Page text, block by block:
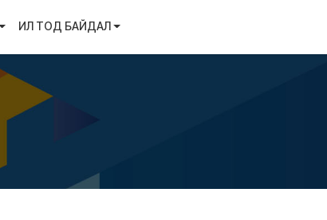
ИЛ ТОД БАЙДАЛ